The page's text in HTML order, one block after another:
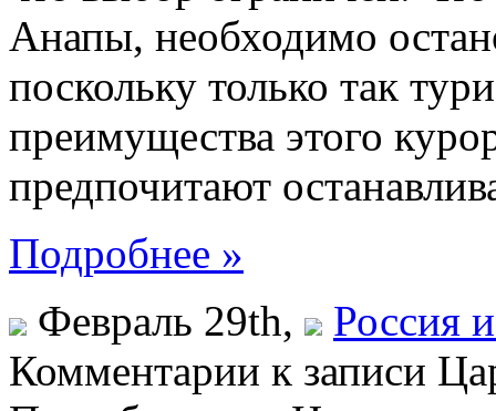
Анапы, необходимо
поскольку только так
преимущества этого
предпочитают
Подробнее »
Февраль 29th,
Россия
Комментарии к записи